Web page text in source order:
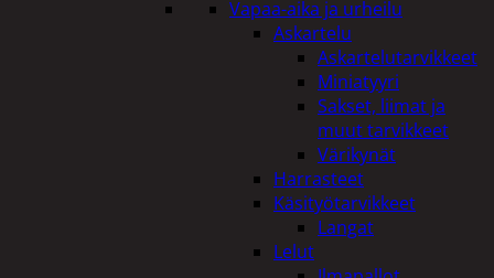
Vapaa-aika ja urheilu
Askartelu
Askartelutarvikkeet
Miniatyyri
Sakset, liimat ja
muut tarvikkeet
Värikynät
Harrasteet
Käsityötarvikkeet
Langat
Lelut